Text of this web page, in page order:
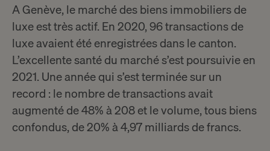
A Genève, le marché des biens immobiliers de
luxe est très actif. En 2020, 96 transactions de
luxe avaient été enregistrées dans le canton.
L’excellente santé du marché s’est poursuivie en
2021. Une année qui s’est terminée sur un
record : le nombre de transactions avait
augmenté de 48% à 208 et le volume, tous biens
confondus, de 20% à 4,97 milliards de francs.